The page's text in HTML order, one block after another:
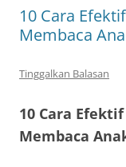
10 Cara
Membaca
Tinggalkan Balasan
10 Cara
Membaca